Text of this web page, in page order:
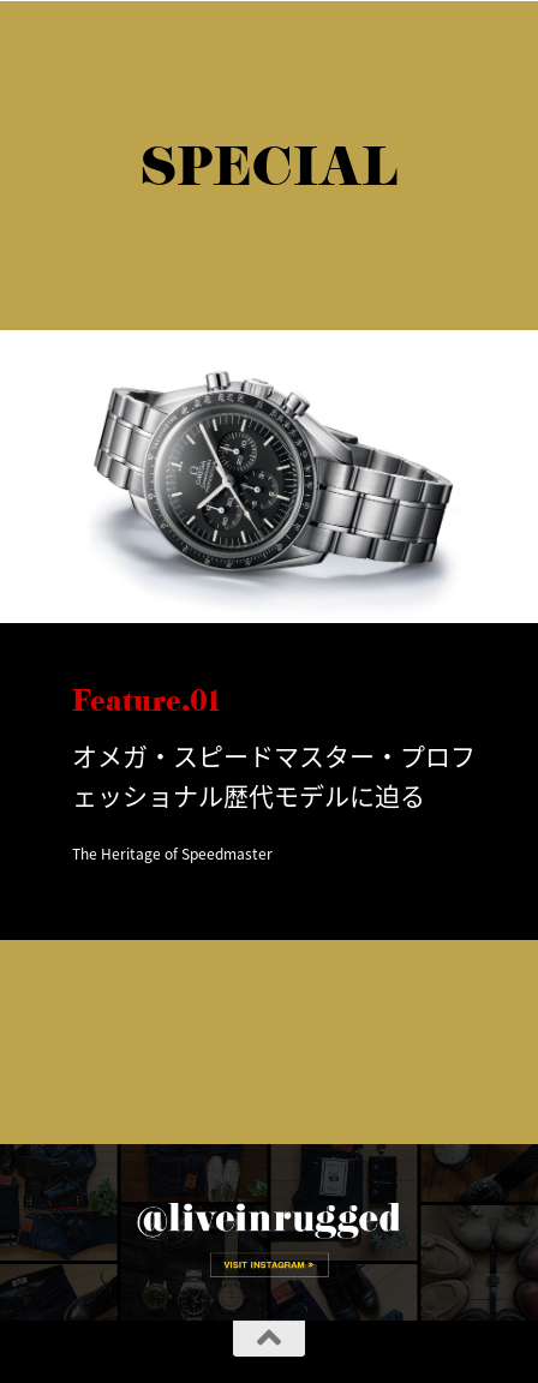
SPECIAL
Feature.01
オメガ・スピードマスター・プロフ
ェッショナル歴代モデルに迫る
The Heritage of Speedmaster